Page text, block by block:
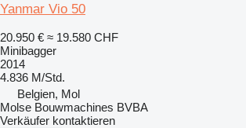
Yanmar Vio 50
20.950 € ≈ 19.580 CHF
Minibagger
2014
4.836 M/Std.
Belgien, Mol
Molse Bouwmachines BVBA
Verkäufer kontaktieren